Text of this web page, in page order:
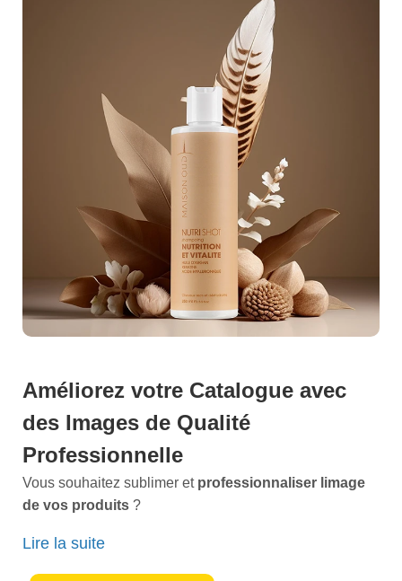
Améliorez votre Catalogue avec
des Images de Qualité
Professionnelle
Vous souhaitez sublimer et professionnaliser limage
de vos produits ?
histoire, celle de votre marque et de vos articles. Situé à
Montgeroult, notre studio est dédié à la
Lire la suite